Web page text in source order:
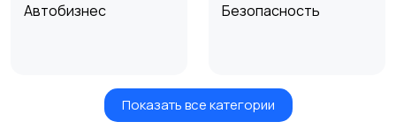
Автобизнес Безопасность
Бытовые услуги и
Высший менеджмент
Показать все категории